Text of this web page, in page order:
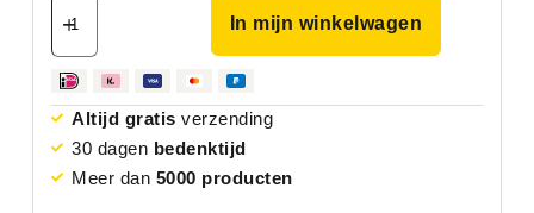
In mijn winkelwagen
Altijd gratis verzending
30 dagen bedenktijd
Meer dan 5000 producten